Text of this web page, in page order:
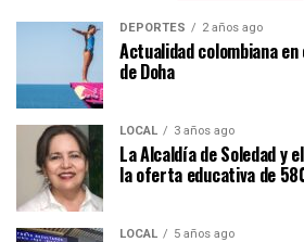
DEPORTES 2 años ago
Actualidad colombiana
de Doha
LOCAL 3 años ago
La Alcaldía de Soledad y
la oferta educativa de
LOCAL 5 años ago